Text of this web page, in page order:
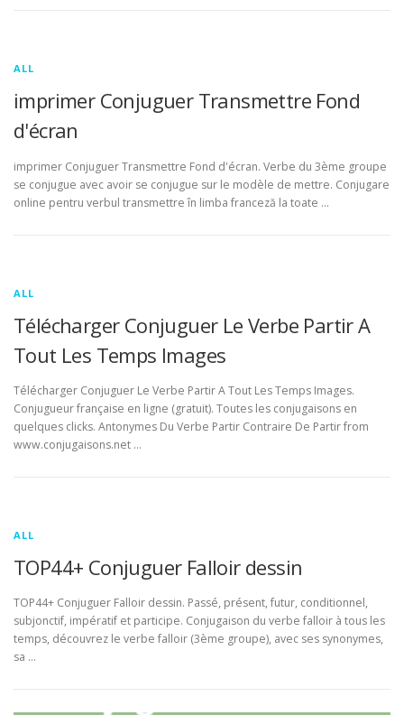
ALL
imprimer Conjuguer Transmettre Fond
d'écran
imprimer Conjuguer Transmettre Fond d'écran. Verbe du 3ème groupe
se conjugue avec avoir se conjugue sur le modèle de mettre. Conjugare
online pentru verbul transmettre în limba franceză la toate …
ALL
Télécharger Conjuguer Le Verbe Partir A
Tout Les Temps Images
Télécharger Conjuguer Le Verbe Partir A Tout Les Temps Images.
Conjugueur française en ligne (gratuit). Toutes les conjugaisons en
quelques clicks. Antonymes Du Verbe Partir Contraire De Partir from
www.conjugaisons.net …
ALL
TOP44+ Conjuguer Falloir dessin
TOP44+ Conjuguer Falloir dessin. Passé, présent, futur, conditionnel,
subjonctif, impératif et participe. Conjugaison du verbe falloir à tous les
temps, découvrez le verbe falloir (3ème groupe), avec ses synonymes,
sa …